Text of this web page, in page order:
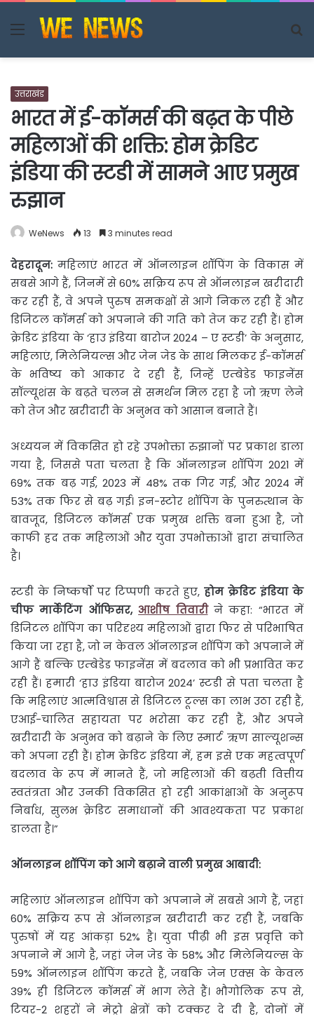
Menu
उत्तराखंड
भारत में ई-कॉमर्स की बढ़त के पीछे
महिलाओं की शक्ति: होम क्रेडिट
इंडिया की स्टडी में सामने आए प्रमुख
रुझान
WeNews 13 3 minutes read
देहरादून: महिलाएं भारत में ऑनलाइन शॉपिंग के विकास में
सबसे आगे हैं, जिनमें से 60% सक्रिय रूप से ऑनलाइन खरीदारी
कर रही हैं, वे अपने पुरुष समकक्षों से आगे निकल रही हैं और
डिजिटल कॉमर्स को अपनाने की गति को तेज कर रही हैं। होम
क्रेडिट इंडिया के ‘हाउ इंडिया बारोज 2024 – ए स्टडी’ के अनुसार,
महिलाएं, मिलेनियल्स और जेन जेड के साथ मिलकर ई-कॉमर्स
के भविष्य को आकार दे रही हैं, जिन्हें एम्बेडेड फाइनेंस
सॉल्यूशंस के बढ़ते चलन से समर्थन मिल रहा है जो ऋण लेने
को तेज और खरीदारी के अनुभव को आसान बनाते हैं।
अध्ययन में विकसित हो रहे उपभोक्ता रुझानों पर प्रकाश डाला
गया है, जिससे पता चलता है कि ऑनलाइन शॉपिंग 2021 में
69% तक बढ़ गई, 2023 में 48% तक गिर गई, और 2024 में
53% तक फिर से बढ़ गई। इन-स्टोर शॉपिंग के पुनरुत्थान के
बावजूद, डिजिटल कॉमर्स एक प्रमुख शक्ति बना हुआ है, जो
काफी हद तक महिलाओं और युवा उपभोक्ताओं द्वारा संचालित
है।
स्टडी के निष्कर्षों पर टिप्पणी करते हुए,होम क्रेडिट इंडिया के
चीफ मार्केटिंग ऑफिसर, आशीष तिवारीने कहा: “भारत में
डिजिटल शॉपिंग का परिदृश्य महिलाओं द्वारा फिर से परिभाषित
किया जा रहा है, जो न केवल ऑनलाइन शॉपिंग को अपनाने में
आगे हैं बल्कि एम्बेडेड फाइनेंस में बदलाव को भी प्रभावित कर
रही हैं। हमारी ‘हाउ इंडिया बारोज 2024’ स्टडी से पता चलता है
कि महिलाएं आत्मविश्वास से डिजिटल टूल्स का लाभ उठा रही हैं,
एआई-चालित सहायता पर भरोसा कर रही हैं, और अपने
खरीदारी के अनुभव को बढ़ाने के लिए स्मार्ट ऋण साल्यूशन्स
को अपना रही हैं। होम क्रेडिट इंडिया में, हम इसे एक महत्वपूर्ण
बदलाव के रूप में मानते हैं, जो महिलाओं की बढ़ती वित्तीय
स्वतंत्रता और उनकी विकसित हो रही आकांक्षाओं के अनुरूप
निर्बाध, सुलभ क्रेडिट समाधानों की आवश्यकता पर प्रकाश
डालता है।”
ऑनलाइन शॉपिंगको आगेबढ़ानेवालीप्रमुख आबादी:
महिलाएं ऑनलाइन शॉपिंग को अपनाने में सबसे आगे हैं, जहां
60% सक्रिय रूप से ऑनलाइन खरीदारी कर रही हैं, जबकि
पुरुषों में यह आंकड़ा 52% है। युवा पीढ़ी भी इस प्रवृत्ति को
अपनाने में आगे है, जहां जेन जेड के 58% और मिलेनियल्स के
59% ऑनलाइन शॉपिंग करते हैं, जबकि जेन एक्स के केवल
39% ही डिजिटल कॉमर्स में भाग लेते हैं। भौगोलिक रूप से,
टियर-2 शहरों ने मेट्रो क्षेत्रों को टक्कर दे दी है, दोनों में